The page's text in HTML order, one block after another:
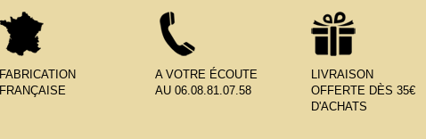
FABRICATION
FRANÇAISE
A VOTRE ÉCOUTE
AU 06.08.81.07.58
LIVRAISON
OFFERTE DÈS 35€
D'ACHATS